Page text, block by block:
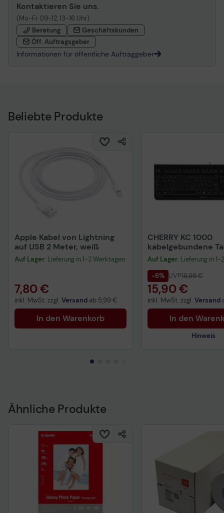
Kontaktieren Sie uns.
(Mo-Fr 09-12, 13-16 Uhr)
Beratung
Geschäftskunden
Öff. Auftragsgeber
Informationen für öffentliche Auftraggeber
Beliebte Produkte
Apple Kabel von Lightning
auf USB 2 Meter, weiß
Auf Lager: Lieferung in 1-2 Werktagen
7,80 €
inkl. MwSt. zzgl. Versand ab 5,99 €
In den Warenkorb
CHERRY KC 1000
kabelgebundene
QWERTZ DE -
Auf Lager: Lieferung in
-6% UVP16,99 €
15,90 €
inkl. MwSt. zzgl. Versand
In den
Hinweis
Ähnliche Produkte